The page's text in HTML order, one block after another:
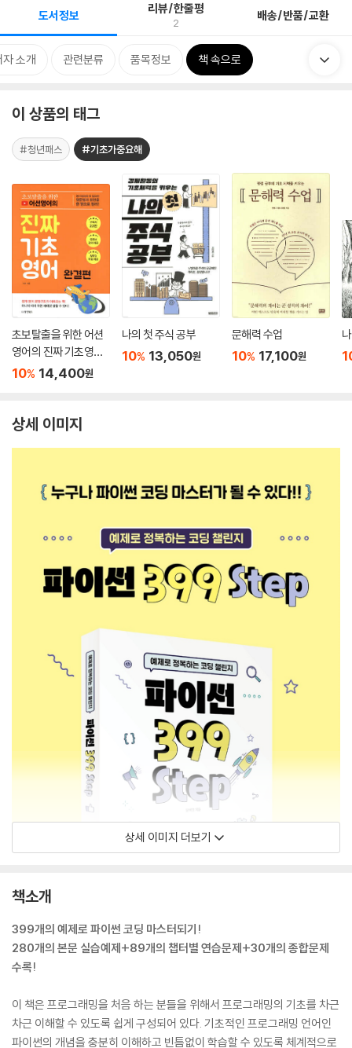
도서정보 리뷰/한줄평
2 배송/반품/교환
자 소개 관련분류 품목정보 책 속으로
이 상품의 태그
#청년패스 #기초가중요해
초보탈출을 위한 어션
영어의 진짜 기초영어
완결편
10% 14,400원
나의 첫 주식 공부
10% 13,050원
문해력 수업
10% 17,100원
상세 이미지
상세 이미지 더보기
책소개
399개의 예제로 파이썬 코딩 마스터되기!
280개의 본문 실습예제+89개의 챕터별 연습문제+30개의 종합문제
수록!
이 책은 프로그래밍을 처음 하는 분들을 위해서 프로그래밍의 기초를 차근
차근 이해할 수 있도록 쉽게 구성되어 있다. 기초적인 프로그래밍 언어인
파이썬의 개념을 충분히 이해하고 빈틈없이 학습할 수 있도록 체계적으로